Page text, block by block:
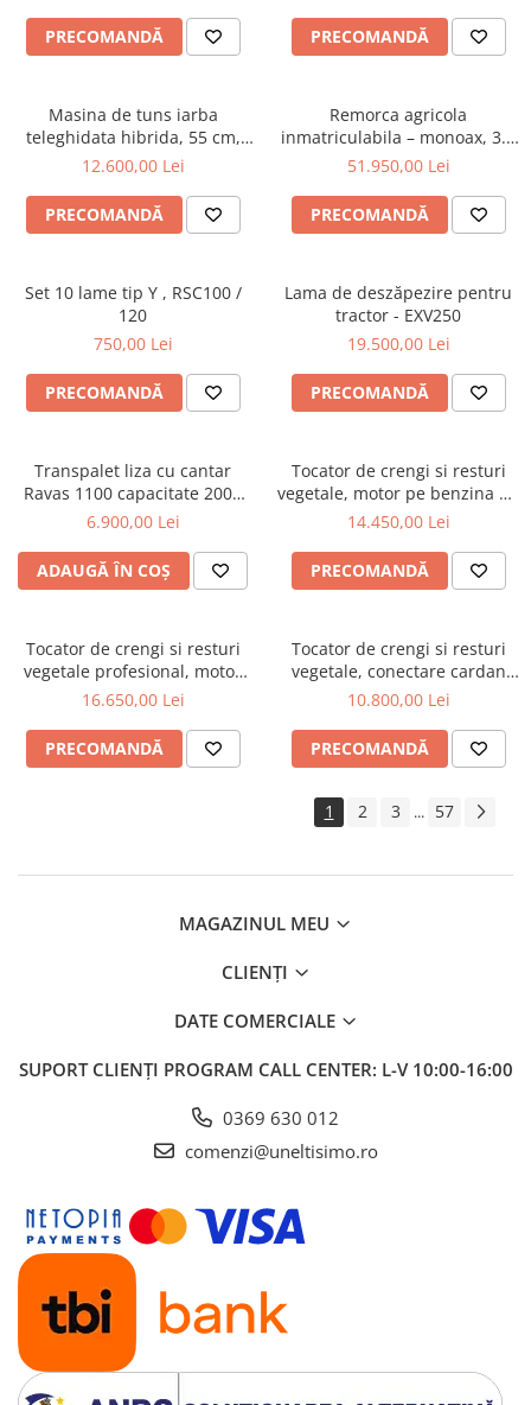
PRECOMANDĂ PRECOMANDĂ
Masina de tuns iarba
teleghidata hibrida, 55 cm,
motor Loncin 9 cp - RSC55
12.600,00 Lei
PRECOMANDĂ
Remorca agricola
inmatriculabila – monoax, 3.5
tone, basculabilă pe 3 părți,
51.950,00 Lei
PRECOMANDĂ
Set 10 lame tip Y , RSC100 /
120
750,00 Lei
PRECOMANDĂ
Lama de deszăpezire pentru
tractor - EXV250
19.500,00 Lei
PRECOMANDĂ
Transpalet liza cu cantar
Ravas 1100 capacitate 2000
KG
6.900,00 Lei
ADAUGĂ ÎN COȘ
Tocator de crengi si resturi
vegetale, motor pe benzina de
15 CP, Jansen GTS-1500E
14.450,00 Lei
PRECOMANDĂ
Tocator de crengi si resturi
vegetale profesional, motor
pe benzina Kohler de 15 CP,
16.650,00 Lei
PRECOMANDĂ
Tocator de crengi si resturi
vegetale, conectare cardan
tractor, diametru maxim 10
10.800,00 Lei
PRECOMANDĂ
1 2 3 ... 57
MAGAZINUL MEU
CLIENȚI
DATE COMERCIALE
SUPORT CLIENȚI PROGRAM CALL CENTER: L-V 10:00-16:00
0369 630 012
comenzi@uneltisimo.ro